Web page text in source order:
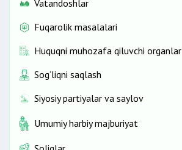
Vatandoshlar
Fuqarolik masalalari
Huquqni muhozafa qiluvchi organlar
Sog‘liqni saqlash
Siyosiy partiyalar va saylov
Umumiy harbiy majburiyat